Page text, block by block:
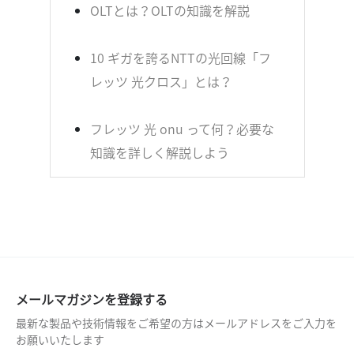
OLTとは？OLTの知識を解説
10 ギガを誇るNTTの光回線「フ
レッツ 光クロス」とは？
フレッツ 光 onu って何？必要な
知識を詳しく解説しよう
メールマガジンを登録する
最新な製品や技術情報をご希望の方はメールアドレスをご入力を
お願いいたします